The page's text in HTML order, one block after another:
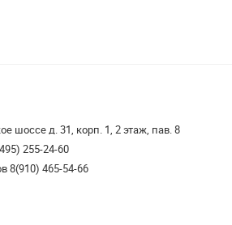
шоссе д. 31, корп. 1, 2 этаж, пав. 8
255-24-60
8(910) 465-54-66